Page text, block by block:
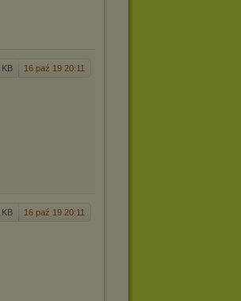
KB 16 paź 19 20:11
KB 16 paź 19 20:11